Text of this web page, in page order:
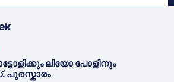
ലിയോ പോളിനും